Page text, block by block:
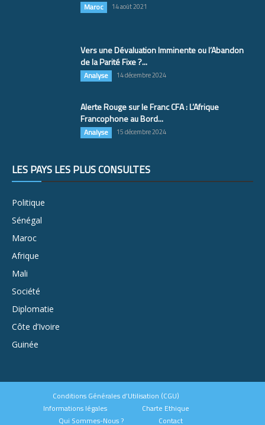
Maroc 14 août 2021
Vers une Dévaluation Imminente ou l’Abandon
de la Parité Fixe ?...
Analyse 14 décembre 2024
Alerte Rouge sur le Franc CFA : L’Afrique
Francophone au Bord...
Analyse 15 décembre 2024
LES PAYS LES PLUS CONSULTÉS
Politique
Sénégal
Maroc
Afrique
Mali
Société
Diplomatie
Côte d’Ivoire
Guinée
Conditions Générales d’Utilisation (CGU)
Informations légales
Charte Ethique
Qui Sommes-Nous ?
Contact